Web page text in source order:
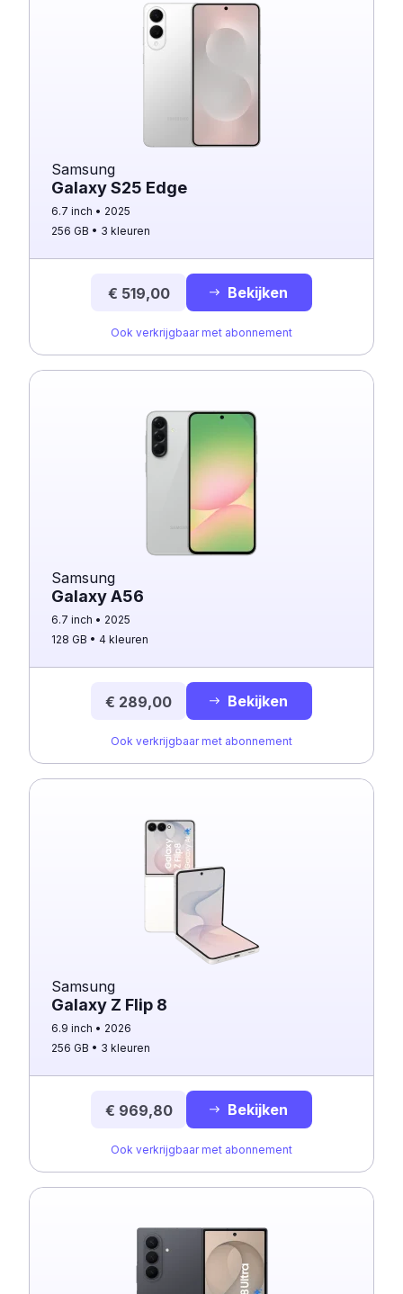
Samsung
Galaxy S25 Edge
6.7 inch
2025
256 GB
3 kleuren
€ 519,00 Bekijken
Ook verkrijgbaar met abonnement
Samsung
Galaxy A56
6.7 inch
2025
128 GB
4 kleuren
€ 289,00 Bekijken
Ook verkrijgbaar met abonnement
Samsung
Galaxy Z Flip 8
6.9 inch
2026
256 GB
3 kleuren
€ 969,80 Bekijken
Ook verkrijgbaar met abonnement